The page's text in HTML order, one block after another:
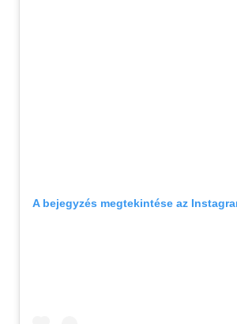
A bejegyzés megtekintése az